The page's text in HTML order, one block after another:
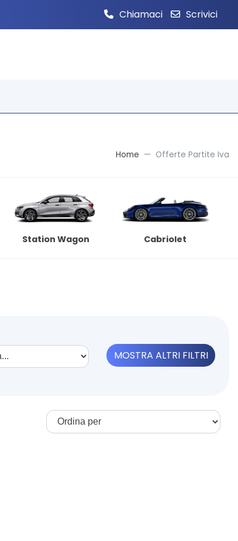
Chiamaci Scrivici
Home Offerte Partite Iva
Station Wagon Cabriolet
MOSTRA ALTRI FILTRI